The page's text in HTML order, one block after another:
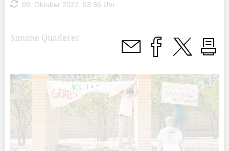
09. Oktober 2022, 03:36 Uhr
Simone Quaderer